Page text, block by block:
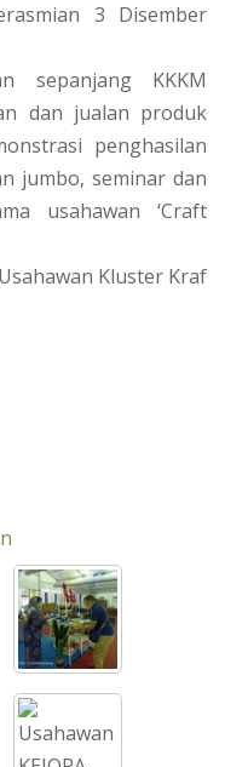
3 Disember
sepanjang KKKM
dan jualan produk
penghasilan
jumbo, seminar dan
usahawan ‘Craft
Kluster Kraf